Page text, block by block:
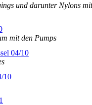
und darunter Nylons mit
mit den Pumps
04/10
10